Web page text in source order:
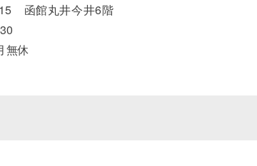
函館丸井今井6階
無休